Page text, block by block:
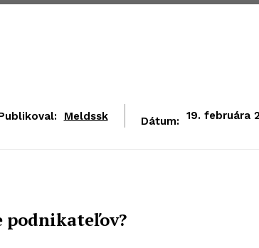
Meldssk Dátum: 19. februára
podnikateľov?